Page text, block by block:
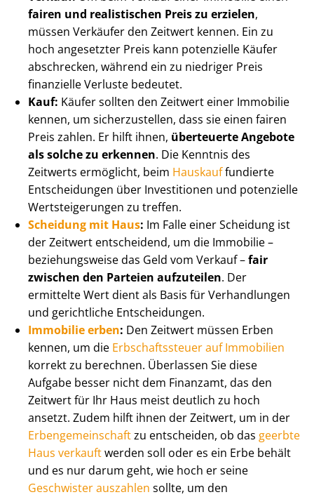
fairen und realistischen Preis zu erzielen,
müssen Verkäufer den Zeitwert kennen. Ein zu
hoch angesetzter Preis kann potenzielle Käufer
abschrecken, während ein zu niedriger Preis
finanzielle Verluste bedeutet.
Kauf: Käufer sollten den Zeitwert einer Immobilie
kennen, um sicherzustellen, dass sie einen fairen
Preis zahlen. Er hilft ihnen, überteuerte Angebote
als solche zu erkennen. Die Kenntnis des
Zeitwerts ermöglicht, beim Hauskauffundierte
Entscheidungen über Investitionen und potenzielle
Wert­stei­ge­run­gen zu treffen.
Scheidung mit Haus: Im Falle einer Scheidung ist
der Zeitwert entscheidend, um die Immobilie –
beziehungsweise das Geld vom Verkauf –fair
zwischen den Parteien aufzuteilen. Der
ermittelte Wert dient als Basis für Verhandlungen
und gerichtliche Entscheidungen.
Immobilie erben: Den Zeitwert müssen Erben
kennen, um die Erb­schafts­steu­er auf Immobilien
korrekt zu berechnen. Überlassen Sie diese
Aufgabe besser nicht dem Finanzamt, das den
Zeitwert für Ihr Haus meist deutlich zu hoch
ansetzt. Zudem hilft ihnen der Zeitwert, um in der
Er­ben­ge­mein­schaftzu entscheiden, ob das geerbte
Haus verkauftwerden soll oder es ein Erbe behält
und es nur darum geht, wie hoch er seine
Geschwister auszahlen sollte, um den